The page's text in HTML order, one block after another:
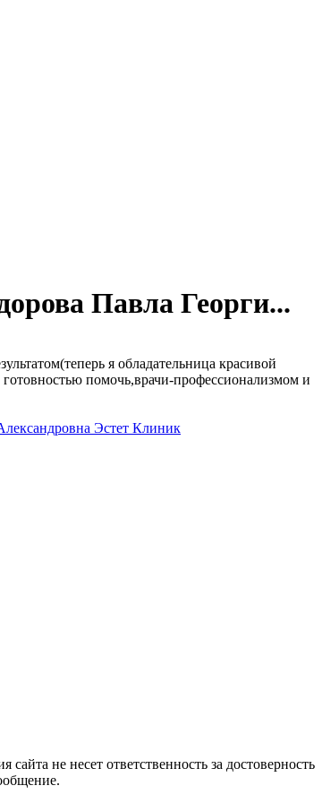
Павла Георги...
я обладательница красивой
помочь,врачи-профессионализмом и
Эстет Клиник
не несет ответственность за достоверность